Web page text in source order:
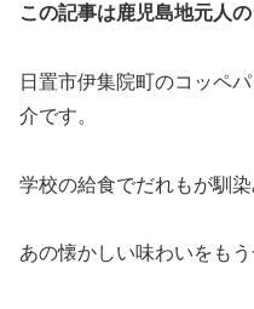
この記事は鹿児島地元人
日置市伊集院町のコッペ
介です。
学校の給食でだれもが馴
あの懐かしい味わいをも